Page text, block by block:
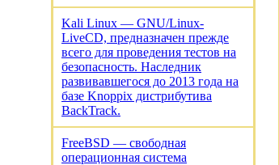
Kali Linux — GNU/Linux-
LiveCD, предназначен прежде
всего для проведения тестов на
безопасность. Наследник
развивавшегося до 2013 года на
базе Knoppix дистрибутива
BackTrack.
FreeBSD — свободная
операционная система